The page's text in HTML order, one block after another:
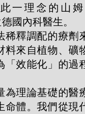
一理念的山
國內科醫生。
稀釋調配的療劑
料來自植物、礦
「效能化」的過
為理論基礎的醫
命體。我們從現